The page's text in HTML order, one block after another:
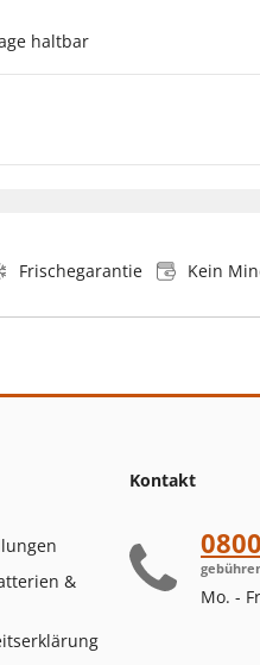
haltbar
Frischegarantie Kein
&
Kontakt
Mo. -